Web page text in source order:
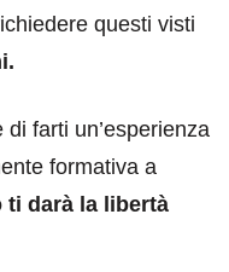
questi visti
farti un’esperienza
formativa a
ti darà la libertà